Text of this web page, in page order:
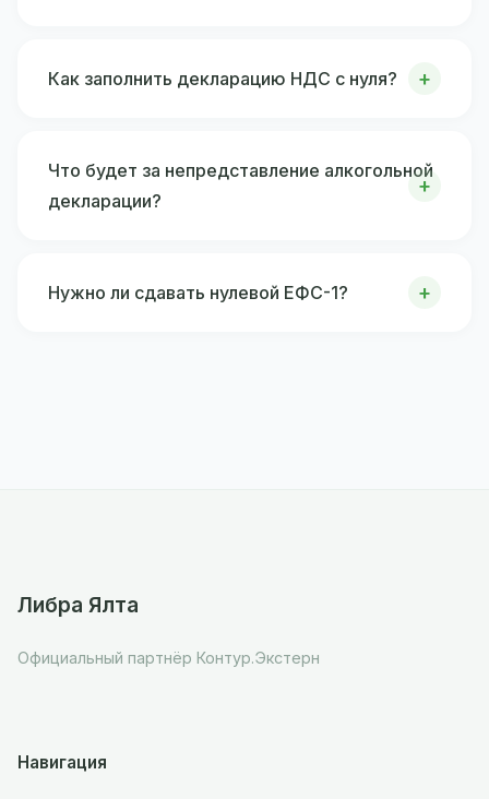
Как заполнить декларацию НДС с нуля?
Что будет за непредставление алкогольной
декларации?
Нужно ли сдавать нулевой ЕФС-1?
Либра Ялта
Официальный партнёр Контур.Экстерн
Навигация